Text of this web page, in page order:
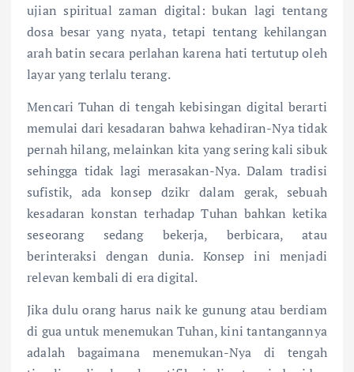
ujian spiritual zaman digital: bukan lagi tentang
dosa besar yang nyata, tetapi tentang kehilangan
arah batin secara perlahan karena hati tertutup oleh
layar yang terlalu terang.
Mencari Tuhan di tengah kebisingan digital berarti
memulai dari kesadaran bahwa kehadiran-Nya tidak
pernah hilang, melainkan kita yang sering kali sibuk
sehingga tidak lagi merasakan-Nya. Dalam tradisi
sufistik, ada konsep dzikr dalam gerak, sebuah
kesadaran konstan terhadap Tuhan bahkan ketika
seseorang sedang bekerja, berbicara, atau
berinteraksi dengan dunia. Konsep ini menjadi
relevan kembali di era digital.
Jika dulu orang harus naik ke gunung atau berdiam
di gua untuk menemukan Tuhan, kini tantangannya
adalah bagaimana menemukan-Nya di tengah